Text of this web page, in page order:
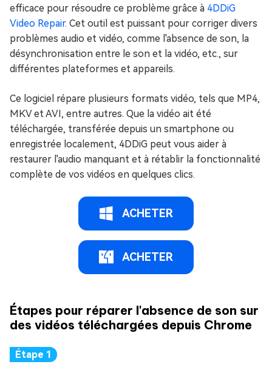
efficace pour résoudre ce problème grâce à 4DDiG
Video Repair. Cet outil est puissant pour corriger divers
problèmes audio et vidéo, comme l'absence de son, la
désynchronisation entre le son et la vidéo, etc., sur
différentes plateformes et appareils.
Ce logiciel répare plusieurs formats vidéo, tels que MP4,
MKV et AVI, entre autres. Que la vidéo ait été
téléchargée, transférée depuis un smartphone ou
enregistrée localement, 4DDiG peut vous aider à
restaurer l'audio manquant et à rétablir la fonctionnalité
complète de vos vidéos en quelques clics.
ACHETER
ACHETER
Étapes pour réparer l'absence de son sur
des vidéos téléchargées depuis Chrome